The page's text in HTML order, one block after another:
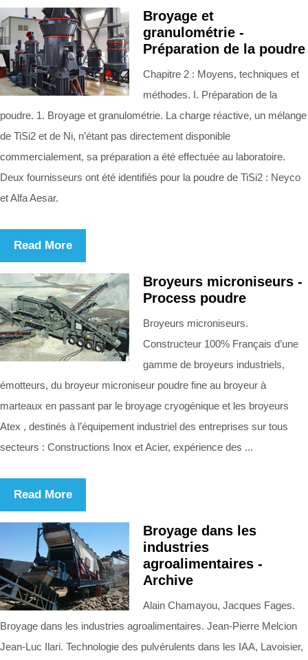
Broyage et
granulométrie -
Préparation de la poudre
Chapitre 2 : Moyens, techniques et
méthodes. I. Préparation de la
poudre. 1. Broyage et granulométrie. La charge réactive, un mélange
de TiSi2 et de Ni, n’étant pas directement disponible
commercialement, sa préparation a été effectuée au laboratoire.
Deux fournisseurs ont été identifiés pour la poudre de TiSi2 : Neyco
et Alfa Aesar.
Read More
Broyeurs microniseurs -
Process poudre
Broyeurs microniseurs.
Constructeur 100% Français d’une
gamme de broyeurs industriels,
émotteurs, du broyeur microniseur poudre fine au broyeur à
marteaux en passant par le broyage cryogénique et les broyeurs
Atex , destinés à l’équipement industriel des entreprises sur tous
secteurs : Constructions Inox et Acier, expérience des ...
Read More
Broyage dans les
industries
agroalimentaires -
Archive
Alain Chamayou, Jacques Fages.
Broyage dans les industries agroalimentaires. Jean-Pierre Melcion
Jean-Luc Ilari. Technologie des pulvérulents dans les IAA, Lavoisier,